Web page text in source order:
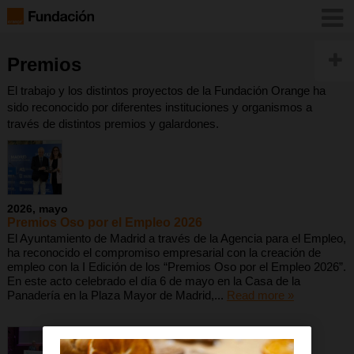
Premios
El trabajo y los distintos proyectos de la Fundación Orange ha
sido reconocido por diferentes instituciones y organismos a
través de distintos premios y galardones.
2026, mayo
Premios Oso por el Empleo 2026
El Ayuntamiento de Madrid a través de la Agencia para el Empleo,
ha reconocido el compromiso empresarial con la creación de
empleo con la I Edición de los “Premios Oso por el Empleo 2026”.
En este acto celebrado el día 6 de mayo en la Casa de la
Panadería en la Plaza Mayor de Madrid,... Read more »